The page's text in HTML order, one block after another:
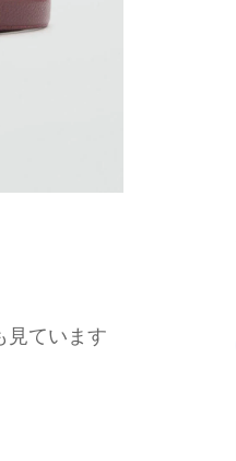
見ています